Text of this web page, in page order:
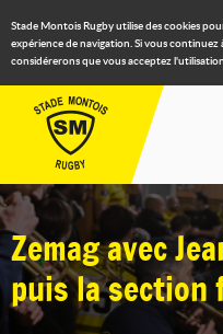
Stade Montois Rugby utilise des cookies
expérience de navigation. Si vous
considérerons que vous acceptez
Zemag avec
puis la section